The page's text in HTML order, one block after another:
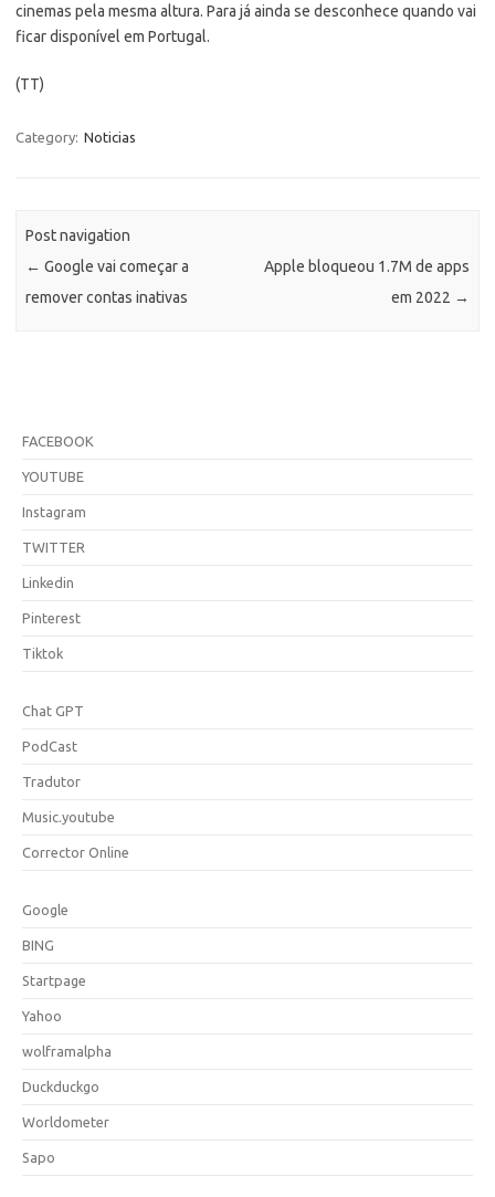
cinemas pela mesma altura. Para já ainda se desconhece quando vai
ficar disponível em Portugal.
(TT)
Category: Noticias
Post navigation
← Google vai começar a
remover contas inativas
Apple bloqueou 1.7M de apps
em 2022 →
FACEBOOK
YOUTUBE
Instagram
TWITTER
Linkedin
Pinterest
Tiktok
Chat GPT
PodCast
Tradutor
Music.youtube
Corrector Online
Google
BING
Startpage
Yahoo
wolframalpha
Duckduckgo
Worldometer
Sapo